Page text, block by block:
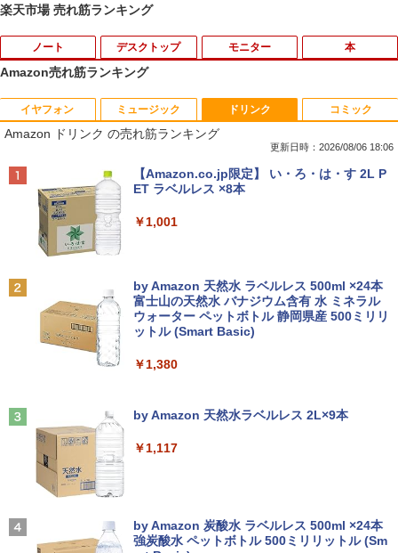
楽天市場 売れ筋ランキング
ノート
1
【中古】第4世代 Core i3搭載ノートパソ
コン 500GB 4GBメモリ DVDマルチドラ
イブ 15.6インチ Wi-Fi 【Windows10】
MS 365 Office Web 注目PC [105]
￥8,800
第7世代 | Core i5 7200U 2.5(～最大3.1)
GHz | MEM:8GB | HDD:500GB | DVDマ
ルチ | 無線LAN:あり | テンキー | Win11P
ro64Bit | ACアダプター付属
￥9,980
U938 第7世代 Core i5 Windows11 Pro
￥12,980
デスクトップ
1
Magic Trackpad 2 用 トラックパッド 保
護フィルム OverLay Protector for Magi
c Trackpad 2保護 フィルム シート シー
ル フィルター アンチグレア サラサラ マ
ウス 低反射 タッチパッド トラックパッ
ド ミヤビックス
￥998
【★ランキング第1位獲得商品!!★】 デス
クトップパソコン ★店長おまかせ 最新
Windows11 Office付 第六世代 Core-i5
Core-i7 変更可 八世代 十世代にも対応
コン 中古デスクトップパソコン PC 本体
￥15,800
S Office 2 / DVD-RW
モニター
1
【マラソンセール期間中ポイント5倍】中
古モニター 19インチ スクエア 液晶ディ
スプレイ VGA / DVI端子 店長おまかせ ケ
ーブル付き サブモニターにおすすめ 動作
確認済み 30日保証 送料無料
2
ワイド 液晶ディスプレイ FullHD/HDMI
ケーブル標準添付【中古/送料無料】※沖
縄、離島を除く
PHILIPS 241V8 LED液晶モニター 23.8
ルHD）16:9 IPSパネル 非光沢 ノングレ
本
1
[新品]はじめての世界名作えほん えほん
のおうち(1～40巻)
￥26,400
￥1,815
情報社会と情報技術 （身近なモノやサー
￥2,750
￥1,870
Amazon売れ筋ランキング
イヤフォン
Anker Soundcore P40i オフホワイト
Anker Soundcore P31i ブラック
￥4,990
ラック
￥14,990
レスイヤホン bluetooth イヤホン V12 小型
軽量 ブルートゥースHi-Fi 最大36時間再生 ぶ
ミュージック
BRUCE WAYNE feat. Flo Milli, ATL Jacob
[Explicit]
￥250
BRUCE WAYNE feat. Flo Milli, ATL Jacob
[Explicit]
￥250
￥250
ドリンク
Amazon ドリンク の売れ筋ランキング
更新日時：2026/08/06 18:06
【Amazon.co.jp限定】 い・ろ・は・す 2L P
ET ラベルレス ×8本
￥1,001
by Amazon 天然水 ラベルレス 500ml ×24本
富士山の天然水 バナジウム含有 水 ミネラル
ウォーター ペットボトル 静岡県産 500ミリリ
ットル (Smart Basic)
￥1,380
by Amazon 天然水ラベルレス 2L×9本
￥1,117
by Amazon 炭酸水 ラベルレス 500ml ×24本
強炭酸水 ペットボトル 500ミリリットル (Sm
コミック